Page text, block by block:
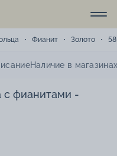
Фианит Золото
Наличие в
с фианитами -